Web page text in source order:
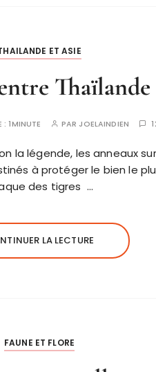
ET ASIE
:1MINUTE PAR JOELAINDIEN
la légende, les anneaux
à protéger le bien le
des tigres …
LA LECTURE
FAUNE ET FLORE